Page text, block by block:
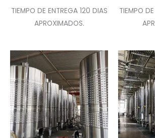
TIEMPO DE ENTREGA 120 DIAS
APROXIMADOS.
TIEMPO